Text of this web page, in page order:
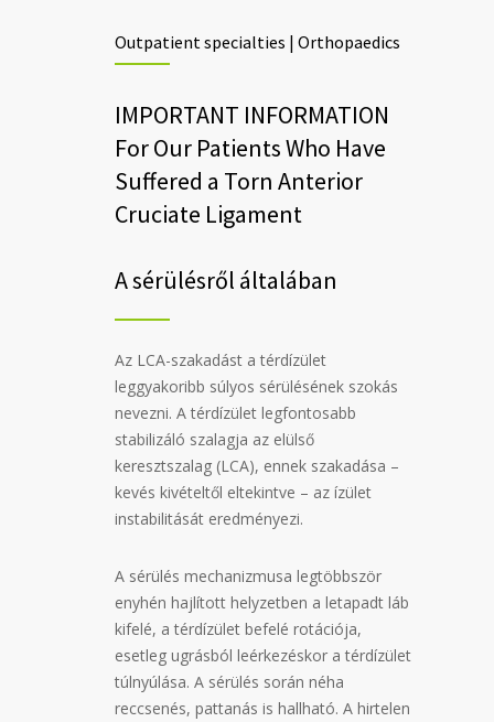
Outpatient specialties | Orthopaedics
IMPORTANT INFORMATION
For Our Patients Who Have
Suffered a Torn Anterior
Cruciate Ligament
A sérülésről általában
Az LCA-szakadást a térdízület
leggyakoribb súlyos sérülésének szokás
nevezni. A térdízület legfontosabb
stabilizáló szalagja az elülső
keresztszalag (LCA), ennek szakadása –
kevés kivételtől eltekintve – az ízület
instabilitását eredményezi.
A sérülés mechanizmusa legtöbbször
enyhén hajlított helyzetben a letapadt láb
kifelé, a térdízület befelé rotációja,
esetleg ugrásból leérkezéskor a térdízület
túlnyúlása. A sérülés során néha
reccsenés, pattanás is hallható. A hirtelen